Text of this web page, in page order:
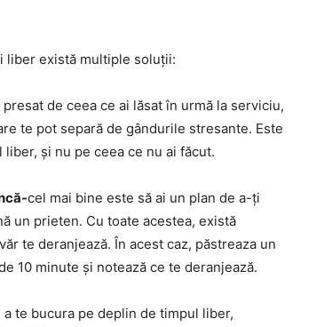
liber există multiple soluții:
de ceea ce ai lăsat în urmă la serviciu,
te pot separă de gândurile stresante. Este
și nu pe ceea ce nu ai făcut.
cel mai bine este să ai un plan de a-ți
un prieten. Cu toate acestea, există
te deranjează. În acest caz, păstreaza un
10 minute și notează ce te deranjează.
a te bucura pe deplin de timpul liber,